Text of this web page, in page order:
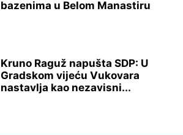
bazenima u Belom Manastiru
Kruno Raguž napušta SDP: U
Gradskom vijeću Vukovara
nastavlja kao nezavisni...